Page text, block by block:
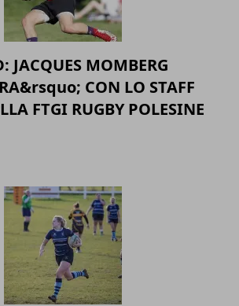
JACQUES MOMBERG
CON LO STAFF
FTGI RUGBY POLESINE